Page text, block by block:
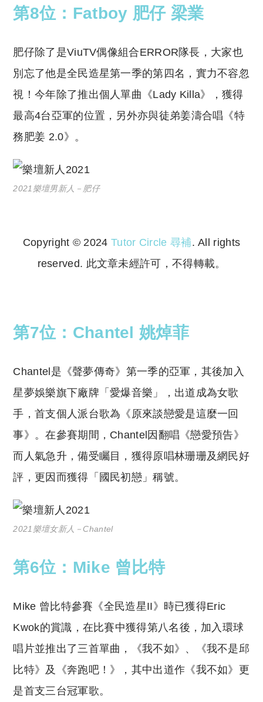
第8位：Fatboy 肥仔 梁業
肥仔除了是ViuTV偶像組合ERROR隊長，大家也
別忘了他是全民造星第一季的第四名，實力不容忽
視！今年除了推出個人單曲《Lady Killa》，獲得
最高4台亞軍的位置，另外亦與徒弟姜濤合唱《特
務肥姜 2.0》。
2021樂壇男新人－肥仔
Copyright © 2024 Tutor Circle 尋補. All rights
reserved. 此文章未經許可，不得轉載。
第7位：Chantel 姚焯菲
Chantel是《聲夢傳奇》第一季的亞軍，其後加入
星夢娛樂旗下廠牌「愛爆音樂」，出道成為女歌
手，首支個人派台歌為《原來談戀愛是這麼一回
事》。在參賽期間，Chantel因翻唱《戀愛預告》
而人氣急升，備受矚目，獲得原唱林珊珊及網民好
評，更因而獲得「國民初戀」稱號。
2021樂壇女新人－Chantel
第6位：Mike 曾比特
Mike 曾比特參賽《全民造星II》時已獲得Eric
Kwok的賞識，在比賽中獲得第八名後，加入環球
唱片並推出了三首單曲，《我不如》、《我不是邱
比特》及《奔跑吧！》，其中出道作《我不如》更
是首支三台冠軍歌。